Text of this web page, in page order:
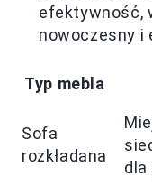
efektywność,
nowoczesny i
Typ mebla
Sofa
rozkładana
dla